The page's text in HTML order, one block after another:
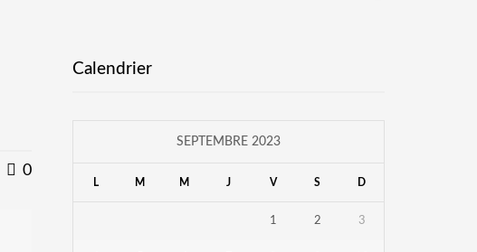
0
Calendrier
SEPTEMBRE 2023
L M M J V S D
1 2 3